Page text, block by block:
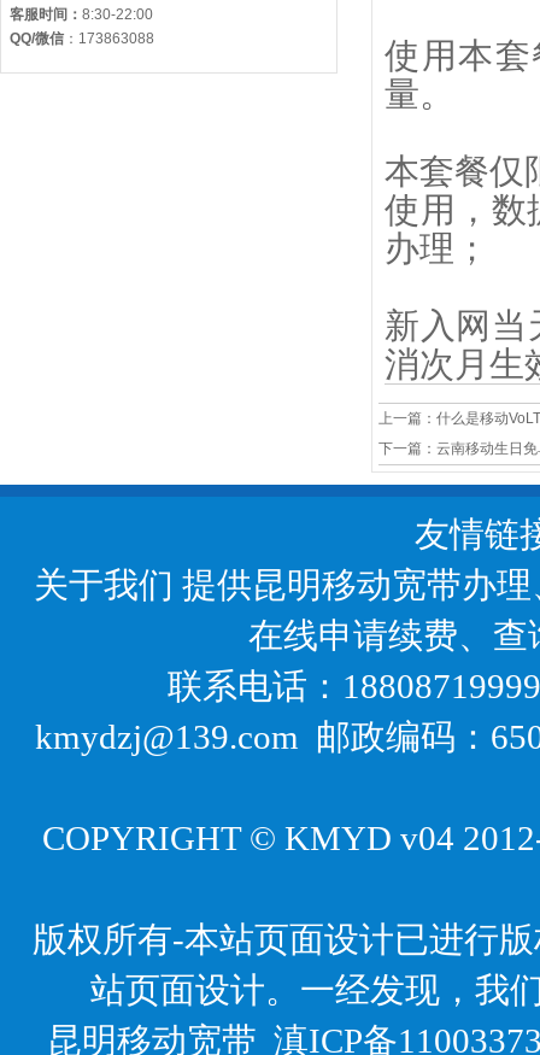
客服时间： 8:30-22:00
QQ/微信 ： 173863088
使用本
量。
本套餐仅
使用，数
办理；
新入网当
消次月生
上一篇： 什么是移动
下一篇： 云南移动生日
友情链
关于我们 提供昆明移动宽带办
在线申请续费、
联系电话：
kmydzj@139.com 邮政编码：
COPYRIGHT © KMYD v04
版权所有-本站页面设计已进行
站页面设计。一经发现，我
昆明移动宽带 滇ICP备